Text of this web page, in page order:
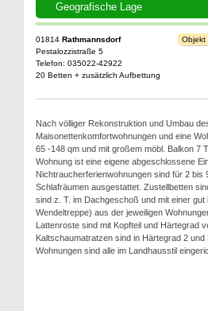
Geografische Lage
01814 Rathmannsdorf
Pestalozzistraße 5
Telefon: 035022-42922
20 Betten + zusätzlich Aufbettung
Objekt
Nach völliger Rekonstruktion und Umbau
Maisonettenkomfortwohnungen und eine
65 -148 qm und mit großem möbl. Balkon 7
Wohnung ist eine eigene abgeschlossene
Nichtraucherferienwohnungen sind für 2 bis
Schlafräumen ausgestattet. Zustellbetten
sind z. T. im Dachgeschoß und mit einer
Wendeltreppe) aus der jeweiligen
Lattenroste sind mit Kopfteil und Härtegrad
Kaltschaumatratzen sind in Härtegrad 2
Wohnungen sind alle im Landhausstil